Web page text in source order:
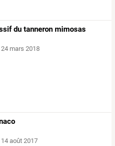
du tanneron mimosas
24 mars 2018
14 août 2017